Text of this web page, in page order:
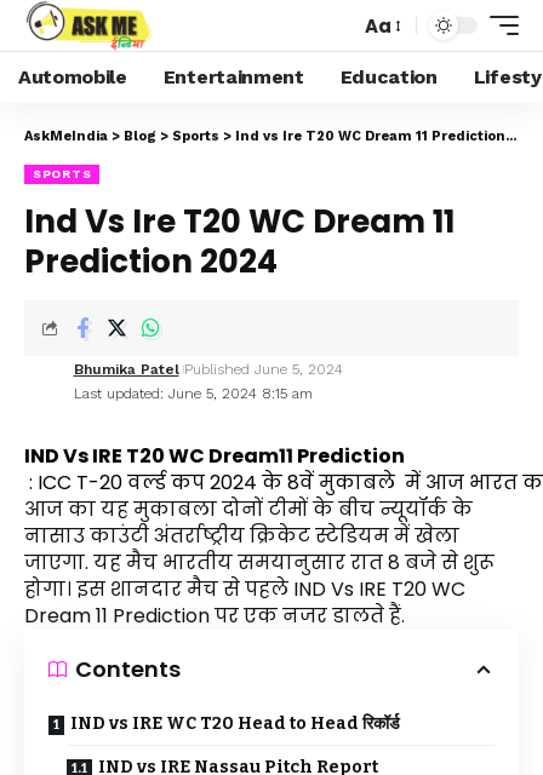
Aa
Automobile Entertainment Education
AskMeIndia > Blog > Sports > Ind vs Ire T20 WC Dream 11 Prediction 2024
SPORTS
Ind Vs Ire T20 WC Dream 11
Prediction 2024
Last updated: June 5, 2024 8:15 am
Bhumika Patel Published June 5, 2024
IND Vs IRE T20 WC Dream11 Prediction
: ICC T-20 वर्ल्ड कप 2024 के 8वें मुकाबले  में आज भारत
आज का यह मुकाबला दोनों टीमों के बीच न्यूयॉर्क के
नासाउ काउंटी अंतर्राष्ट्रीय क्रिकेट स्टेडियम में खेला
जाएगा. यह मैच भारतीय समयानुसार रात 8 बजे से शुरू
होगा। इस शानदार मैच से पहले IND Vs IRE T20 WC
Dream 11 Prediction पर एक नजर डालते हैं.
Contents
IND vs IRE WC T20 Head to Head रिकॉर्ड
IND vs IRE Nassau Pitch Report